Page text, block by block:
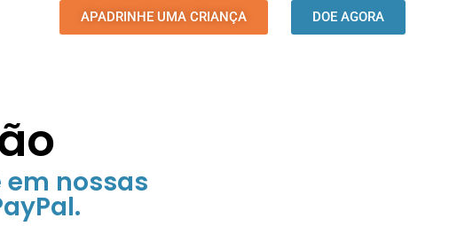
APADRINHE UMA CRIANÇA DOE AGORA
nossas